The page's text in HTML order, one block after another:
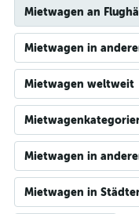
Mietwagen an
Mietwagen in
Mietwagen weltweit
Mietwagen in
Mietwagen in